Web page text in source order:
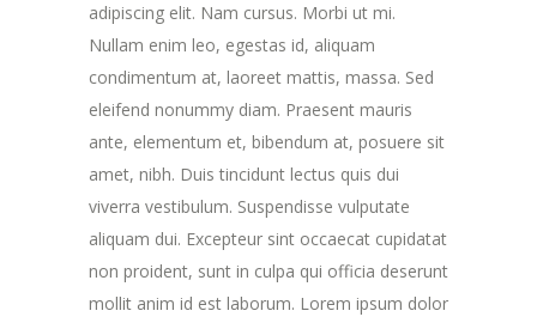
adipiscing elit. Nam cursus. Morbi ut mi.
Nullam enim leo, egestas id, aliquam
condimentum at, laoreet mattis, massa. Sed
eleifend nonummy diam. Praesent mauris
ante, elementum et, bibendum at, posuere sit
amet, nibh. Duis tincidunt lectus quis dui
viverra vestibulum. Suspendisse vulputate
aliquam dui. Excepteur sint occaecat cupidatat
non proident, sunt in culpa qui officia deserunt
mollit anim id est laborum. Lorem ipsum dolor